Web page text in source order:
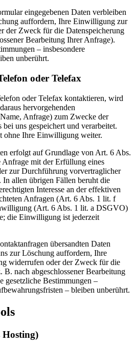
eingegebenen Daten verbleiben
auffordern, Ihre Einwilligung zur
der Zweck für die Datenspeicherung
Bearbeitung Ihrer Anfrage).
– insbesondere
unberührt.
oder Telefax
oder Telefax kontaktieren, wird
hervorgehenden
Anfrage) zum Zwecke der
uns gespeichert und verarbeitet.
ohne Ihre Einwilligung weiter.
erfolgt auf Grundlage von Art. 6 Abs.
mit der Erfüllung eines
zur Durchführung vorvertraglicher
allen übrigen Fällen beruht die
Interesse an der effektiven
Anfragen (Art. 6 Abs. 1 lit. f
(Art. 6 Abs. 1 lit. a DSGVO)
die Einwilligung ist jederzeit
übersandten Daten
zur Löschung auffordern, Ihre
widerrufen oder der Zweck für die
B. nach abgeschlossener Bearbeitung
gesetzliche Bestimmungen –
– bleiben unberührt.
Hosting)